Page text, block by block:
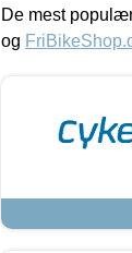
De mest
og